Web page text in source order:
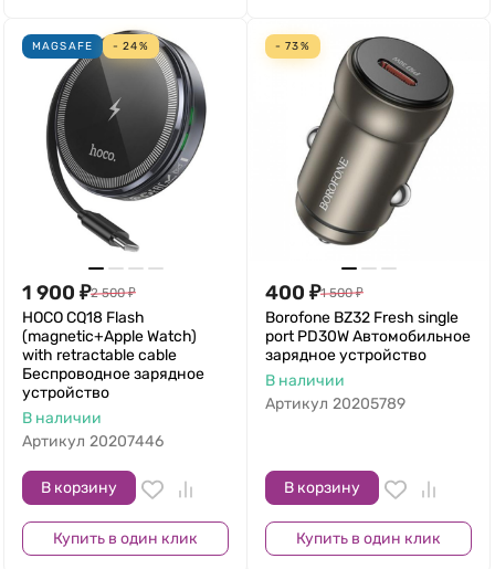
MAGSAFE - 24%
1 900 ₽2 500 ₽
HOCO CQ18 Flash
(magnetic+Apple Watch)
with retractable cable
Беспроводное зарядное
устройство
В наличии
Артикул 20207446
В корзину
Купить в один клик
- 73%
400 ₽1 500 ₽
Borofone BZ32 Fresh single
port PD30W Автомобильное
зарядное устройство
В наличии
Артикул 20205789
В корзину
Купить в один клик